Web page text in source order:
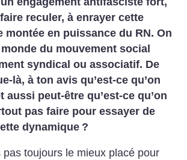
reculer, à enrayer cette
montée en puissance du RN. On
du mouvement social
syndical ou associatif. De
là, à ton avis qu’est-ce qu’on
aussi peut-être qu’est-ce qu’on
pas faire pour essayer de
dynamique ?
pas toujours le mieux placé pour